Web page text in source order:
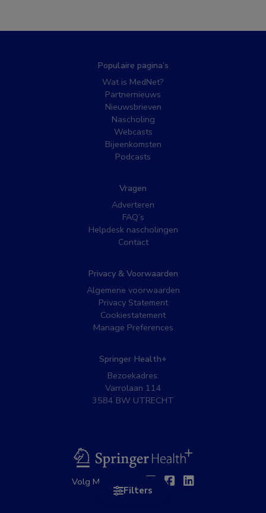
Filters
Populaire pagina’s
Wat is MedNet?
Partnernieuws
Nieuwsbrieven
Nascholing
Webcasts
Bijeenkomsten
Podcasts
Vragen
Adverteren
FAQ’s
Helpdesk nascholingen
Contact
Privacy & Voorwaarden
Algemene voorwaarden
Privacy Statement
Cookiestatement
Manage Preferences
Springer Health+
Bezoekadres:
Varrolaan 114
3584 BW UTRECHT
BSL
Volg MedNet op: TwitterFacebook
Linkedin